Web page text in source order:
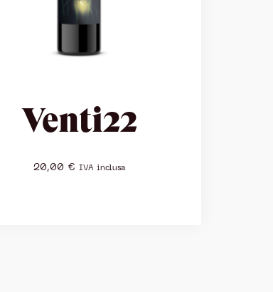
Venti22
20,00 € IVA inclusa